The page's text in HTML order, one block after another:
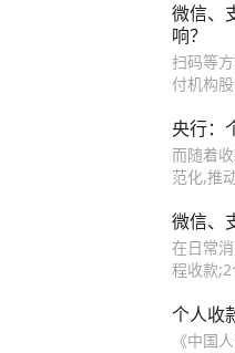
微信、
响？
扫码等
付机构
央行：
而随着
范化,推
微信、
在日常
程收款;2
个人收
《中国